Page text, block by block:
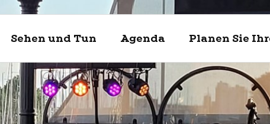
Sehen und Tun Agenda Planen Sie